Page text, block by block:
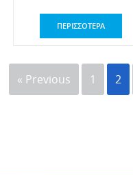
ΠΕΡΙΣΣΟΤΕΡΑ
« Previous 1 2